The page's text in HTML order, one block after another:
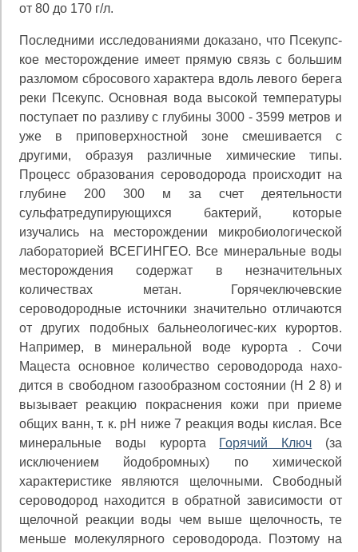
от 80 до 170 г/л.
Последними исследованиями доказано, что Псекупс-
кое месторождение имеет прямую связь с большим
раз­ломом сбросового характера вдоль левого берега
реки Псекупс. Основная вода высокой температуры
поступа­ет по разливу с глубины 3000 - 3599 метров и
уже в при­поверхностной зоне смешивается с
другими, образуя раз­личные химические типы.
Процесс образования серово­дорода происходит на
глубине 200 300 м за счет дея­тельности
сульфатредупирующихся бактерий, которые
изучались на месторождении микробиологической
лабо­раторией ВСЕГИНГЕО. Все минеральные воды
место­рождения содержат в незначительных
количествах метан. Горячеключевские
сероводородные источники значи­тельно отличаются
от других подобных бальнеологичес-ких курортов.
Например, в минеральной воде курорта . Сочи
Мацеста основное количество сероводорода нахо­
дится в свободном газообразном состоянии (Н 2 8) и
вы­зывает реакцию покраснения кожи при приеме
общих ванн, т. к. рН ниже 7 реакция воды кислая. Все
мине­ральные воды курорта Горячий Ключ (за
исключением йодобромных) по химической
характеристике являются щелочными. Свободный
сероводород находится в обрат­ной зависимости от
щелочной реакции воды чем выше щелочность, те
меньше молекулярного сероводорода. Поэтому на